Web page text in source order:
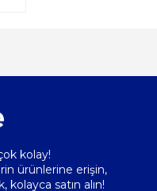
kolay!
ürünlerine erişin,
kolayca satın alın!